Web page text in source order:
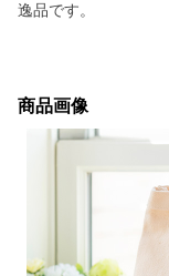
逸品です。
商品画像